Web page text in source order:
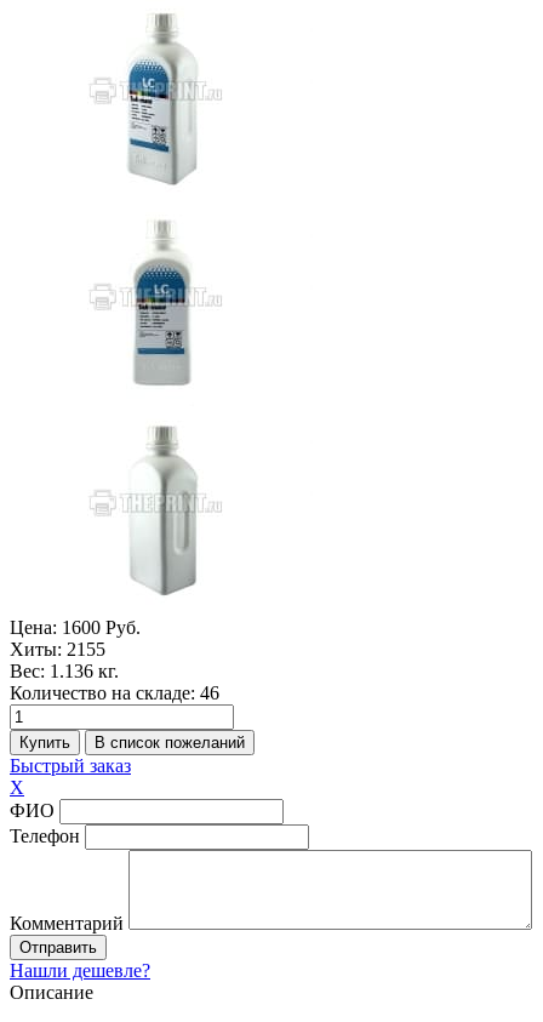
Цена: 1600 Руб.
Хиты: 2155
Вес: 1.136 кг.
Количество на складе: 46
Быстрый заказ
X
ФИО
Телефон
Комментарий
Нашли дешевле?
Описание